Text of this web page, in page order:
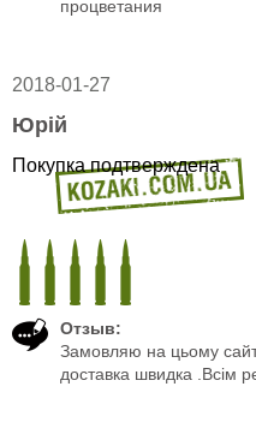
процветания
2018-01-27
Юрій
Покупка подтверждена
Отзыв:
Замовляю на цьому
доставка швидка .Всім